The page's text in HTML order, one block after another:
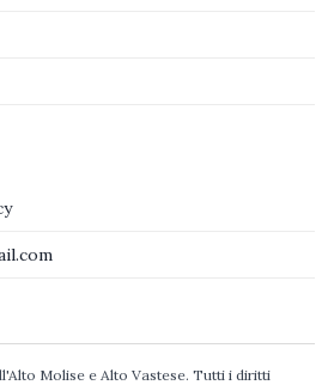
Molise e Alto Vastese. Tutti i diritti